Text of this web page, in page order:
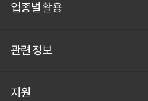
업종별 활용
관련 정보
지원